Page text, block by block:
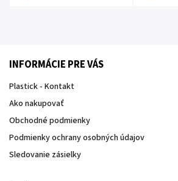
INFORMÁCIE PRE VÁS
Plastick - Kontakt
Ako nakupovať
Obchodné podmienky
Podmienky ochrany osobných údajov
Sledovanie zásielky